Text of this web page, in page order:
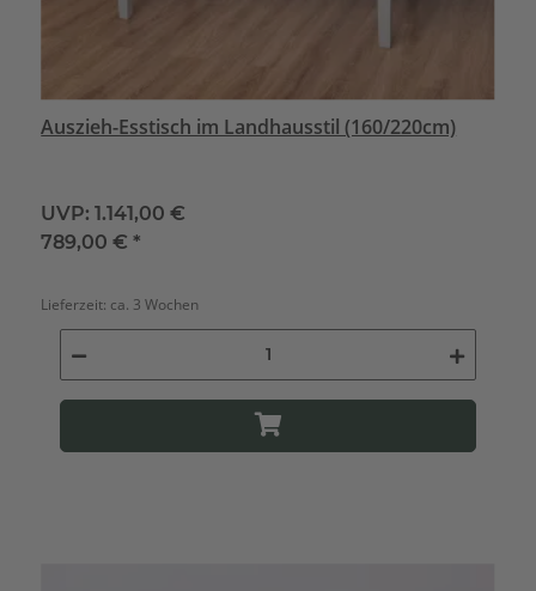
Auszieh-Esstisch im Landhausstil (160/220cm)
UVP: 1.141,00 €
789,00 €*
Lieferzeit: ca. 3 Wochen